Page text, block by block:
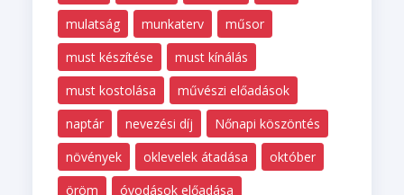
mulatság
munkaterv
műsor
must készítése
must kínálás
must kostolása
művészi előadások
naptár
nevezési díj
Nőnapi köszöntés
növények
oklevelek átadása
október
öröm
óvodások előadása